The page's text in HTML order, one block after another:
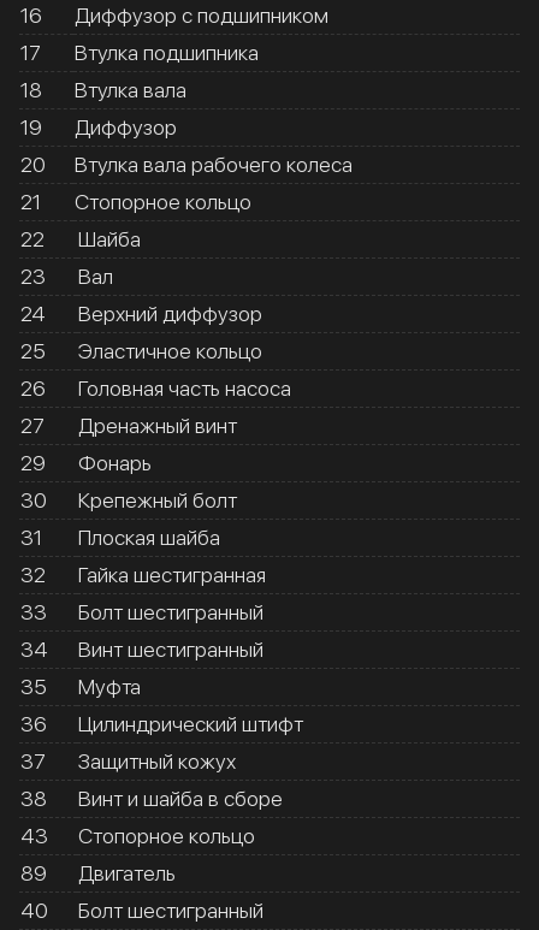
16
Диффузор с подшипником
17
Втулка подшипника
18
Втулка вала
19
Диффузор
20
Втулка вала рабочего колеса
21
Стопорное кольцо
22
Шайба
23
Вал
24
Верхний диффузор
25
Эластичное кольцо
26
Головная часть насоса
27
Дренажный винт
29
Фонарь
30
Крепежный болт
31
Плоская шайба
32
Гайка шестигранная
33
Болт шестигранный
34
Винт шестигранный
35
Муфта
36
Цилиндрический штифт
37
Защитный кожух
38
Винт и шайба в сборе
43
Стопорное кольцо
89
Двигатель
40
Болт шестигранный